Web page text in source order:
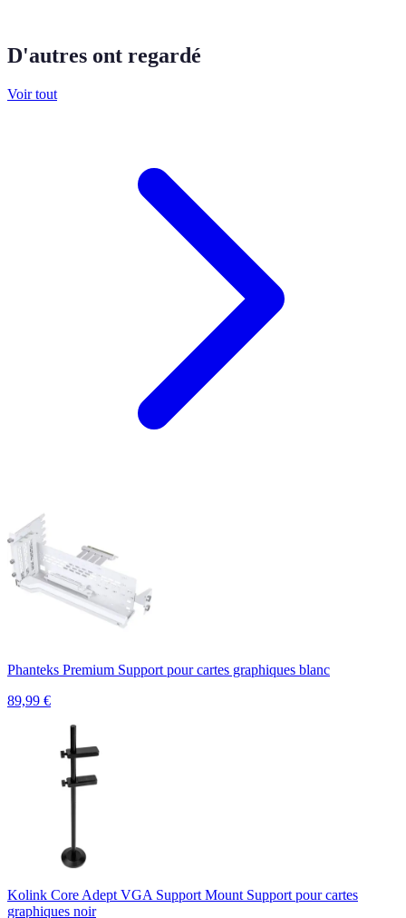
D'autres ont regardé
Voir tout
Phanteks Premium Support pour cartes graphiques blanc
89,99 €
Kolink Core Adept VGA Support Mount Support pour cartes
graphiques noir